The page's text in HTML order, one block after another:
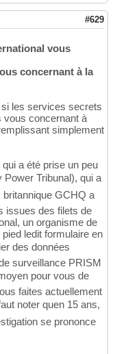
#629
vous
concernant à la
les services secrets
vous concernant à
simplement
a été prise un peu
Power Tribunal), qui a
britannique GCHQ a
issues des filets de
un organisme de
ledit formulaire en
des données
surveillance PRISM
pour vous de
faites actuellement
noter quen 15 ans,
se prononce